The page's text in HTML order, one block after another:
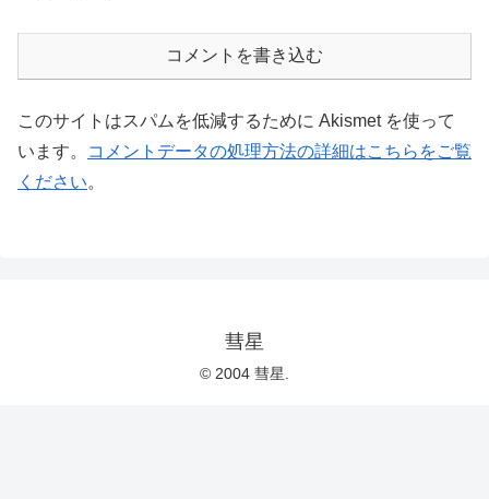
コメントを書き込む
このサイトはスパムを低減するために Akismet を使って
います。
コメントデータの処理方法の詳細はこちらをご覧
ください。
彗星
© 2004 彗星.